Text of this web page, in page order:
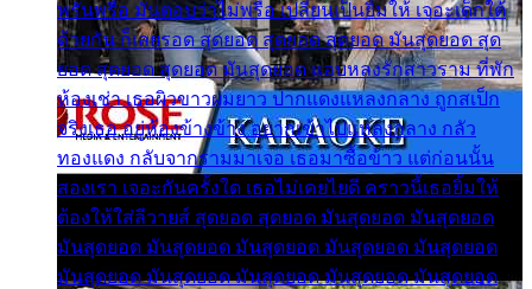
พรั่นพรือ มันตอบว่าไม่พรื่อ เปลี่ยนเป็นยิ้มให้ เจอะเด็กใต้
ด้วยกัน ก็เลยรอด สุดยอด สุดยอด สุดยอด มันสุดยอด สุด
ยอด สุดยอด สุดยอด มันสุดยอด แอบหลงรักสาวราม ที่พัก
ห้องเช่า เธอผิวขาวผมยาว ปากแดงแหลงกลาง ถูกสเป็ก
จริงเธอ อยู่ห้องข้างข้าง อยากเข้าไปแหลงกลาง กลัว
ทองแดง กลับจากรามมาเจอ เธอมาซื้อข้าว แต่ก่อนนั้น
สองเรา เจอะกันครั้งใด เธอไม่เคยไยดี คราวนี้เธอยิ้มให้
ต้องให้ใส่ลีวายส์ สุดยอด สุดยอด มันสุดยอด มันสุดยอด
มันสุดยอด มันสุดยอด มันสุดยอด มันสุดยอด มันสุดยอด
มันสุดยอด มันสุดยอด มันสุดยอด มันสุดยอด มันสุดยอด